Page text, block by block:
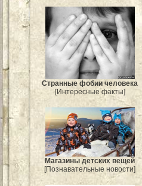
Странные фобии человека
[Интересные факты]
Магазины детских вещей
[Познавательные новости]